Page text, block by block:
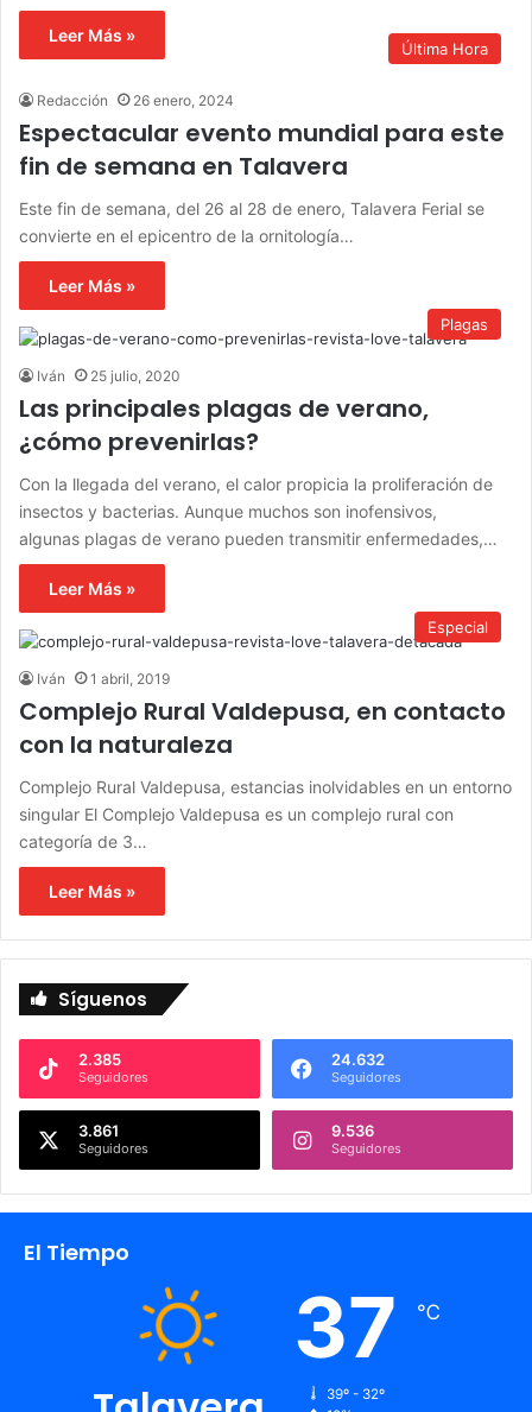
Leer Más »
Última Hora
Redacción 26 enero, 2024
Espectacular evento mundial para este
fin de semana en Talavera
Este fin de semana, del 26 al 28 de enero, Talavera Ferial se
convierte en el epicentro de la ornitología…
Leer Más »
Plagas
Iván 25 julio, 2020
Las principales plagas de verano,
¿cómo prevenirlas?
Con la llegada del verano, el calor propicia la proliferación de
insectos y bacterias. Aunque muchos son inofensivos,
algunas plagas de verano pueden transmitir enfermedades,…
Leer Más »
Especial
Iván 1 abril, 2019
Complejo Rural Valdepusa, en contacto
con la naturaleza
Complejo Rural Valdepusa, estancias inolvidables en un entorno
singular El Complejo Valdepusa es un complejo rural con
categoría de 3…
Leer Más »
Síguenos
2.385
Seguidores
24.632
Seguidores
3.861
Seguidores
9.536
Seguidores
El Tiempo
37 ℃
39º - 32º